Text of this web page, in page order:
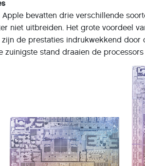
Apple bevatten drie verschillende
niet uitbreiden. Het grote voordeel
de prestaties indrukwekkend door
zuinigste stand draaien de